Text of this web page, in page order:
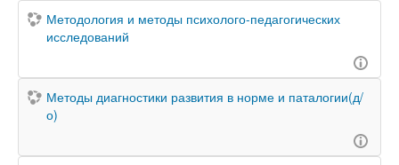
Методология и методы психолого-педагогических
исследований
Методы диагностики развития в норме и паталогии(д/
о)